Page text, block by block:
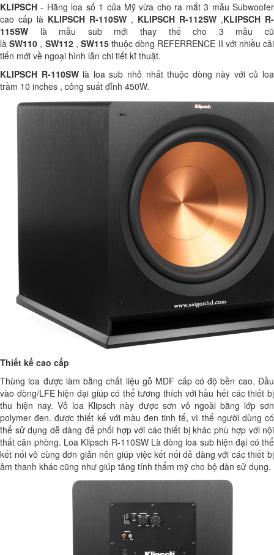
KLIPSCH - Hãng loa số 1 của Mỹ vừa cho ra mắt 3 mẫu Subwoofer
cao cấp là KLIPSCH R-110SW , KLIPSCH R-112SW ,KLIPSCH R-
115SW là mẫu sub mới thay thế cho 3 mẫu cũ
làSW110 , SW112, SW115thuộc dòng REFERRENCE II với nhiều cải
tiến mới về ngoại hình lẫn chi tiết kĩ thuật.
KLIPSCH R-110SWlà loa sub nhỏ nhất thuộc dòng này với củ loa
trầm 10 inches , công suất đỉnh 450W.
Thiết kế cao cấp
Thùng loa được làm bằng chất liệu gỗ MDF cấp có độ bền cao. Đầu
vào dòng/LFE hiện đại giúp có thể tương thích với hầu hết các thiết bị
thu hiện nay. Vỏ loa Klipsch này được sơn vỏ ngoài bằng lớp sơn
polymer đen. được thiết kế với màu đen tinh tế, vì thế người dùng có
thể sử dụng dễ dàng để phối hợp với các thiết bị khác phù hợp với nội
thất căn phòng. Loa Klipsch R-110SW Là dòng loa sub hiện đại có thể
kết nối vô cùng đơn giản nên giúp việc kết nối dễ dàng với các thiết bị
âm thanh khác cũng như giúp tăng tính thẩm mỹ cho bộ dàn sử dụng.